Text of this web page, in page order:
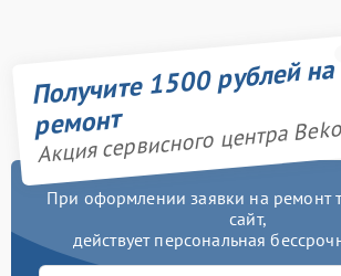
Получите 1500 рублей на
ремонт
Акция сервисного центра Beko
При оформлении заявки на ремонт
сайт,
действует персональная